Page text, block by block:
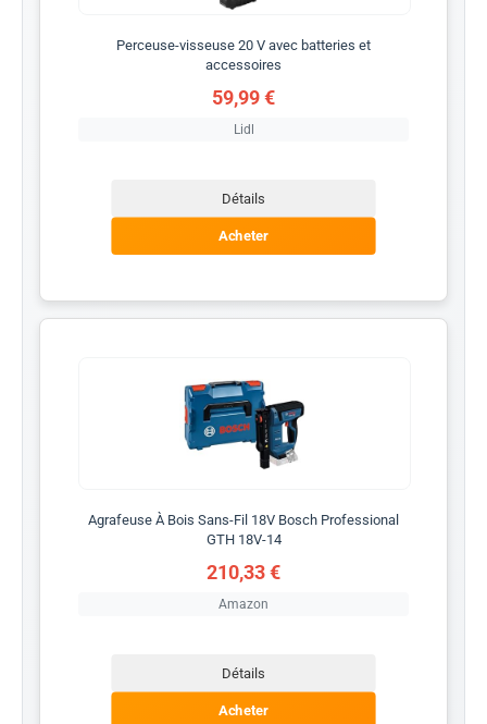
Perceuse-visseuse 20 V avec batteries et
accessoires
59,99 €
Lidl
Détails
Acheter
Agrafeuse À Bois Sans-Fil 18V Bosch Professional
GTH 18V-14
210,33 €
Amazon
Détails
Acheter